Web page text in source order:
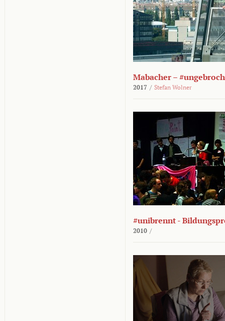
Mabacher –
2017 / Stefan Wolner
#unibrennt -
2010 /